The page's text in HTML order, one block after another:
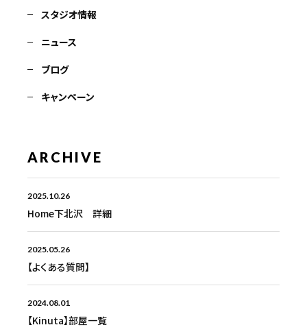
スタジオ情報
ニュース
ブログ
キャンペーン
ARCHIVE
2025.10.26
Home下北沢 詳細
2025.05.26
【よくある質問】
2024.08.01
【Kinuta】部屋一覧